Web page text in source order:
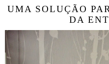
UMA SOLUÇÃO
DA